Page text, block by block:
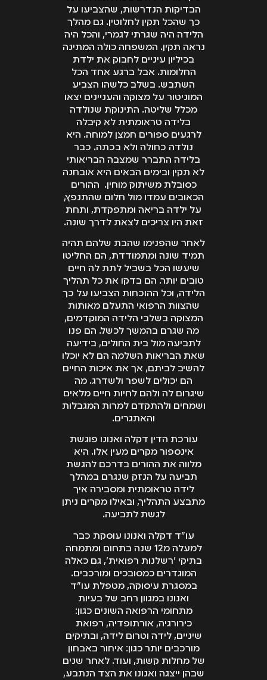
עתיד ורוד יותר…"
הבדיקות הנדרשות, שהצביעו על
כך שהכל תקין לחלוטין. גם מהלך
הלידה היה שגרתי לגמרי, והכל היה
נראה תקין. המשפחה כולה המתינה
בכיליון עיניים לחבוק את ילדת
החלומות. אבל ברגע אחד הכל
השתבש. בשלב כלשהו הצביע
המוניטור על מצוקה והעניינים יצאו
מכלל שליטה. התינוקת שנולדה
בלידה טראומתית לא קיבלה
לרגעים ספורים חמצן למוחה. היא
נולדה כחולה ולא בכתה. כבר
בלידה התברר שמצבה הבריאותי
לא תקין ובימים הבאים היא אובחנה
כסובלת משיתוק מוחין. ההורים
הכאובים עמדו מול חלום שהתנפץ,
על ילדה בריאה ומתפקדת, ותחת
זאת היו צריכים לצאת לדרך שונה.
לאחר שהפנימו שהבת שלהם תהיה
תמיד שונה ומתמודדת, הם החליטו
שיעשו הכל בשביל לתת לה חיים
טובים יותר. הם בדקו את כל תהליך
הלידה, וכל ההוכחות הצביעו על כך
שהצוות הרפואי התעלם מאותות
המצוקה בשלבי הלידה המוקדמים,
מה שגרם בהמשך לכשל. הם פנו
לתביעה מול בית החולים, בידיעה
שאת הבריאות השלמה הם לא יוכלו
להשיב לביתם, אך את איכות החיים
הם יכולים לשפר ולשדרג. מה
שיגרום לה ולהם לחיות חיים מלאים
ושמחים ולהתקדם למרות המגבלות
והאתגרים.
עורכת הדין דקלה ואנונו פוגשת
אינספור מקרים מעין אלו. היא
מלווה את ההורים בדרכם להגשת
תביעה על הנזק שנגרם במהלך
לידה טראומתית ומסבירה איך
מתבצע התהליך, ובאילו מקרים ניתן
לגשת לתביעה.
עו"ד דקלה ואנונו עוסקת כבר
למעלה מ12 שנה בתחום ומתמחה
בתיקי 'רשלנות רפואית', גם כאלה
המוגדרים כמסובכים ומורכבים.
במסגרת עיסוקה, מטפלת עו"ד
ואנונו במגוון רחב של בעיות
מתחומי הרפואה השונים כגון:
כירורגיה, אורתופדיה, רפואת
שיניים, לידה וטרום לידה, ובתיקים
מורכבים יותר כגון: איחור באבחון
של מחלות קשות, ועוד. לאחר שנים
שבהן ייצגה ואנונו את הצד הנתבע,